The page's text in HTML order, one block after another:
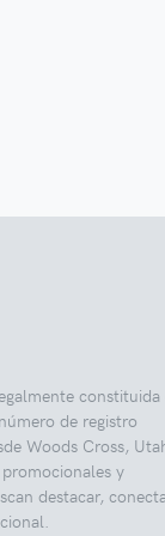
constituida
de registro
Woods Cross,
y
destacar,